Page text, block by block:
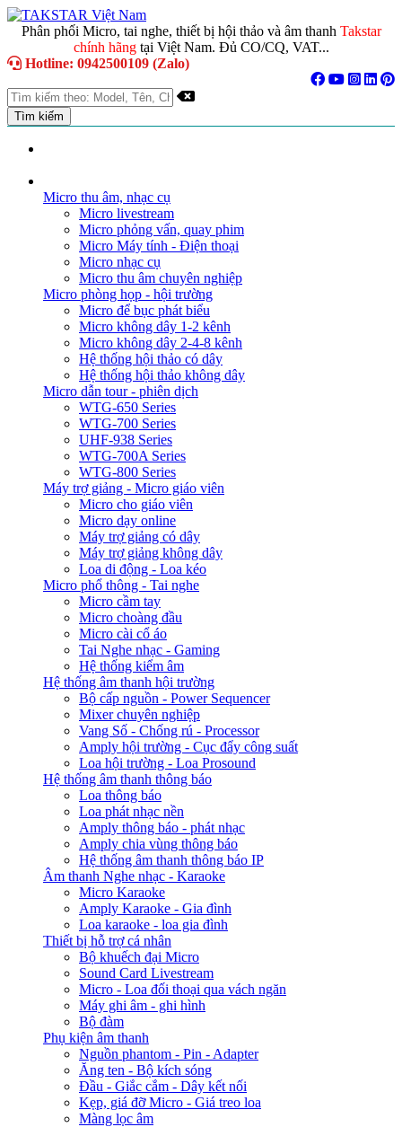
Phân phối Micro, tai nghe, thiết bị hội thảo và âm thanh Takstar
chính hãng tại Việt Nam. Đủ CO/CQ, VAT...
Hotline: 0942500109 (Zalo)
Micro thu âm, nhạc cụ
Micro livestream
Micro phỏng vấn, quay phim
Micro Máy tính - Điện thoại
Micro nhạc cụ
Micro thu âm chuyên nghiệp
Micro phòng họp - hội trường
Micro để bục phát biểu
Micro không dây 1-2 kênh
Micro không dây 2-4-8 kênh
Hệ thống hội thảo có dây
Hệ thống hội thảo không dây
Micro dẫn tour - phiên dịch
WTG-650 Series
WTG-700 Series
UHF-938 Series
WTG-700A Series
WTG-800 Series
Máy trợ giảng - Micro giáo viên
Micro cho giáo viên
Micro dạy online
Máy trợ giảng có dây
Máy trợ giảng không dây
Loa di động - Loa kéo
Micro phổ thông - Tai nghe
Micro cầm tay
Micro choàng đầu
Micro cài cổ áo
Tai Nghe nhạc - Gaming
Hệ thống kiểm âm
Hệ thống âm thanh hội trường
Bộ cấp nguồn - Power Sequencer
Mixer chuyên nghiệp
Vang Số - Chống rú - Processor
Amply hội trường - Cục đẩy công suất
Loa hội trường - Loa Prosound
Hệ thống âm thanh thông báo
Loa thông báo
Loa phát nhạc nền
Amply thông báo - phát nhạc
Amply chia vùng thông báo
Hệ thống âm thanh thông báo IP
Âm thanh Nghe nhạc - Karaoke
Micro Karaoke
Amply Karaoke - Gia đình
Loa karaoke - loa gia đình
Thiết bị hỗ trợ cá nhân
Bộ khuếch đại Micro
Sound Card Livestream
Micro - Loa đối thoại qua vách ngăn
Máy ghi âm - ghi hình
Bộ đàm
Phụ kiện âm thanh
Nguồn phantom - Pin - Adapter
Ăng ten - Bộ kích sóng
Đầu - Giắc cắm - Dây kết nối
Kẹp, giá đỡ Micro - Giá treo loa
Màng lọc âm